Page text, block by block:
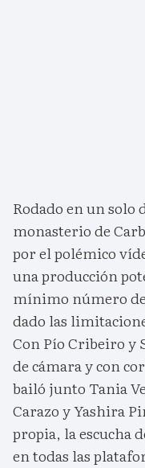
Rodado en un solo
monasterio de
por el polémico
una producción
mínimo número
dado las
Con Pío Cribeiro y
de cámara y con
bailó junto Tania
Carazo y Yashira
propia, la escucha
en todas las